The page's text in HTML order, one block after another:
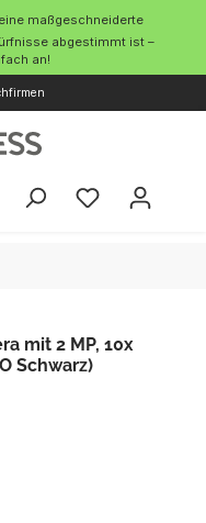
maßgeschneiderte
abgestimmt ist –
an!
mit 2 MP, 10x
Schwarz)